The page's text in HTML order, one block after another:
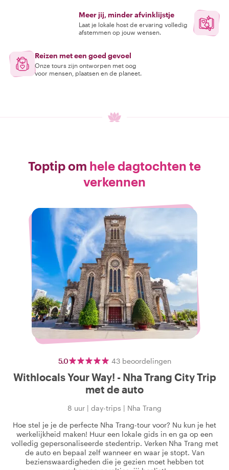
Meer jij, minder afvinklijstje
Laat je lokale host de ervaring volledig
afstemmen op jouw wensen.
Reizen met een goed gevoel
Onze tours zijn ontworpen met oog
voor mensen, plaatsen en de planeet.
Toptip om hele dagtochten te
verkennen
5.0 43 beoordelingen
Withlocals Your Way! - Nha Trang City Trip
met de auto
8 uur | day-trips | Nha Trang
Hoe stel je je de perfecte Nha Trang-tour voor? Nu kun je het
werkelijkheid maken! Huur een lokale gids in en ga op een
volledig gepersonaliseerde stedentrip. Verken Nha Trang met
de auto en bepaal zelf wanneer en waar je stopt. Van
bezienswaardigheden die je gezien moet hebben tot